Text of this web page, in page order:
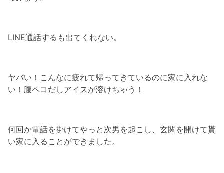
LINE通話するも出てくれない。
ヤバい！こんなに疲れて帰ってきているのに家に入れな
い！腹ペコだしアイスが溶けちゃう！
何回か電話を掛けてやっと次男を起こし、玄関を開けて貰
い家に入ることができました。